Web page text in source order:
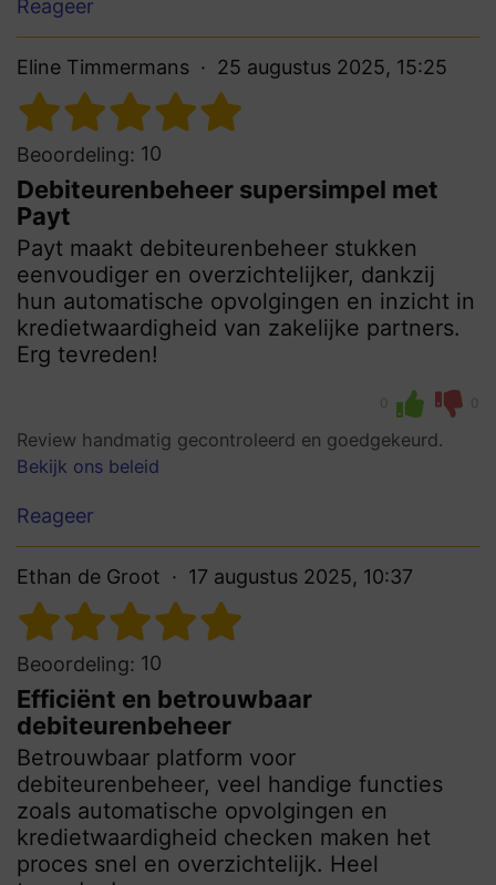
Reageer
Eline Timmermans 25 augustus 2025, 15:25
Beoordeling: 10
Debiteurenbeheer supersimpel met
Payt
Payt maakt debiteurenbeheer stukken
eenvoudiger en overzichtelijker, dankzij
hun automatische opvolgingen en inzicht in
kredietwaardigheid van zakelijke partners.
Erg tevreden!
0 0
Review handmatig gecontroleerd en goedgekeurd.
Bekijk ons beleid
Reageer
Ethan de Groot 17 augustus 2025, 10:37
Beoordeling: 10
Efficiënt en betrouwbaar
debiteurenbeheer
Betrouwbaar platform voor
debiteurenbeheer, veel handige functies
zoals automatische opvolgingen en
kredietwaardigheid checken maken het
proces snel en overzichtelijk. Heel